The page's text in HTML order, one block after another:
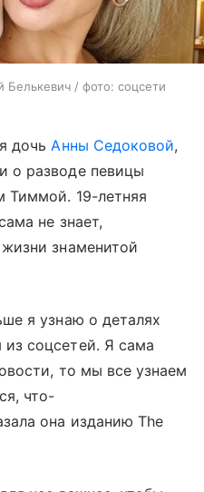
Белькевич / фото: соцсети
дочьАнны Седоковой,
о разводе певицы
Тиммой. 19-летняя
не знает,
знаменитой
я узнаю о деталях
соцсетей. Я сама
то мы все узнаем
что-
она изданию The